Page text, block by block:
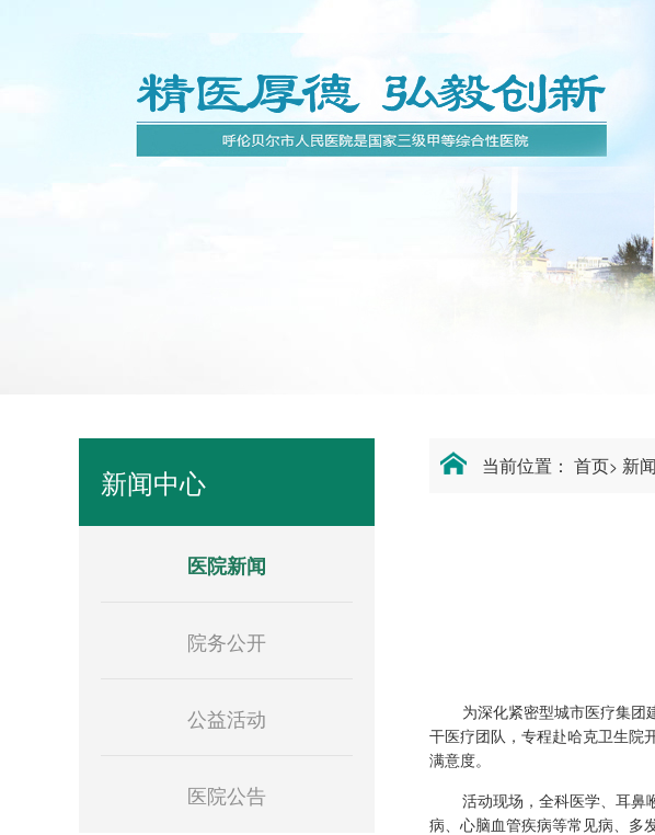
新闻中心
医院新闻
院务公开
公益活动
医院公告
当前位置： 首页> 新
为深化紧密型城市医疗集团
干医疗团队，专程赴哈克卫生院
满意度。
活动现场，全科医学、耳鼻
病、心脑血管疾病等常见病、多